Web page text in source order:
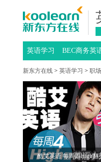
英语学习 BEC商务英
新东方在线 > 英语学习 > 职
酷艾英语 每周四High翻